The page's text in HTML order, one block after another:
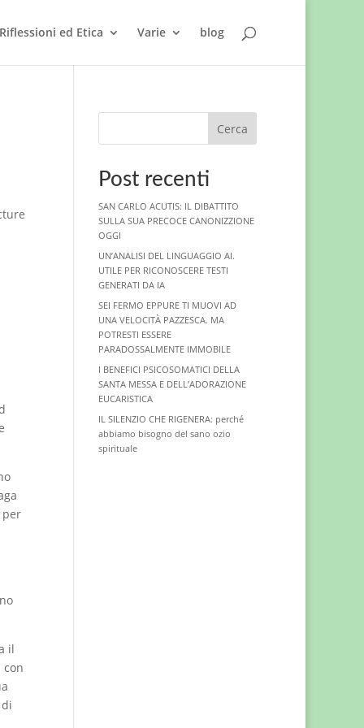
Riflessioni ed Etica Varie blog
per
il
Cerca
Post recenti
SAN CARLO ACUTIS: IL DIBATTITO
SULLA SUA PRECOCE CANONIZZIONE
OGGI
UN’ANALISI DEL LINGUAGGIO AI.
UTILE PER RICONOSCERE TESTI
GENERATI DA IA
SEI FERMO EPPURE TI MUOVI AD
UNA VELOCITÀ PAZZESCA. MA
POTRESTI ESSERE
PARADOSSALMENTE IMMOBILE
I BENEFICI PSICOSOMATICI DELLA
SANTA MESSA E DELL’ADORAZIONE
EUCARISTICA
IL SILENZIO CHE RIGENERA: perché
abbiamo bisogno del sano ozio
spirituale